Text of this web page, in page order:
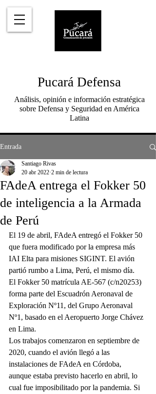
Pucará Defensa
Análisis, opinión e información estratégica
sobre Defensa y Seguridad en América
Latina
Entrada
FAdeA entrega el Fokker 50
de inteligencia a la Armada
de Perú
Santiago Rivas
20 abr 2022 2 min de lectura
El 19 de abril, FAdeA entregó el Fokker 50
que fuera modificado por la empresa más
IAI Elta para misiones SIGINT. El avión
partió rumbo a Lima, Perú, el mismo día.
El Fokker 50 matrícula AE-567 (c/n20253)
forma parte del Escuadrón Aeronaval de
Exploración Nº11, del Grupo Aeronaval
Nº1, basado en el Aeropuerto Jorge Chávez
en Lima.
Los trabajos comenzaron en septiembre de
2020, cuando el avión llegó a las
instalaciones de FAdeA en Córdoba,
aunque estaba previsto hacerlo en abril, lo
cual fue imposibilitado por la pandemia. Si